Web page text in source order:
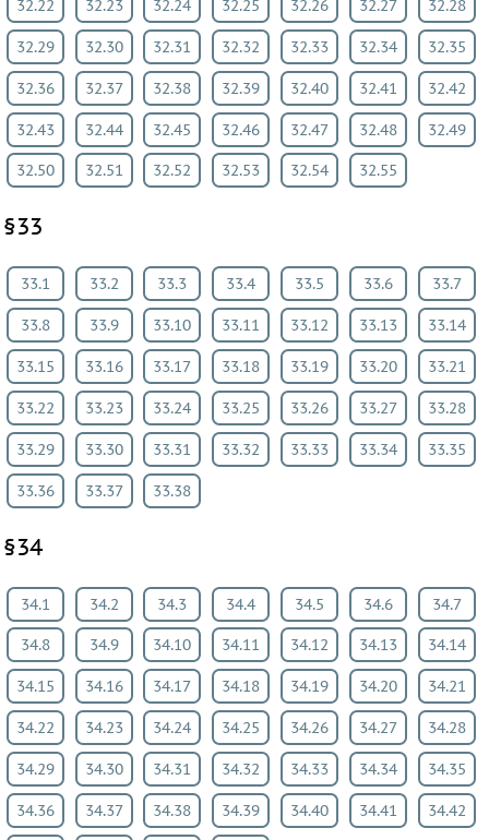
32.22 32.23 32.24 32.25 32.26 32.27 32.28
32.29 32.30 32.31 32.32 32.33 32.34 32.35
32.36 32.37 32.38 32.39 32.40 32.41 32.42
32.43 32.44 32.45 32.46 32.47 32.48 32.49
32.50 32.51 32.52 32.53 32.54 32.55
§33
33.1 33.2 33.3 33.4 33.5 33.6 33.7
33.8 33.9 33.10 33.11 33.12 33.13 33.14
33.15 33.16 33.17 33.18 33.19 33.20 33.21
33.22 33.23 33.24 33.25 33.26 33.27 33.28
33.29 33.30 33.31 33.32 33.33 33.34 33.35
33.36 33.37 33.38
§34
34.1 34.2 34.3 34.4 34.5 34.6 34.7
34.8 34.9 34.10 34.11 34.12 34.13 34.14
34.15 34.16 34.17 34.18 34.19 34.20 34.21
34.22 34.23 34.24 34.25 34.26 34.27 34.28
34.29 34.30 34.31 34.32 34.33 34.34 34.35
34.36 34.37 34.38 34.39 34.40 34.41 34.42